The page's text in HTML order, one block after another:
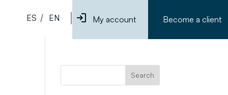
ES EN My account Become a client
Search